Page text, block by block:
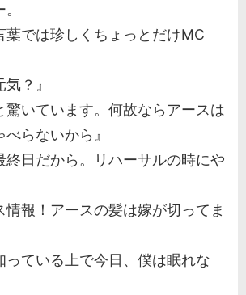
葉では珍しくちょっとだけMC
？』
驚いています。何故ならアースは
らないから』
終日だから。リハーサルの時にや
情報！アースの髪は嫁が切ってま
っている上で今日、僕は眠れな